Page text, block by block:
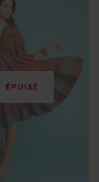
ÉPUISÉ